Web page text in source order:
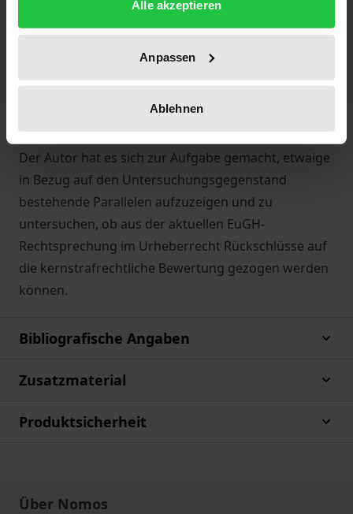
Alle akzeptieren
Anpassen
Ablehnen
Hyperlink zurückzuführen. Das unmittelbare
die Verbreitung rechtswidriger Inhalte. In der
Rechtswissenschaft wurde das Hyperlinking
bisweilen entweder aus einer isoliert urheber- oder
aus einer rein kernstrafrechtlichen Sicht beleuchtet.
Der Autor hat es sich zur Aufgabe gemacht, etwaige
in Bezug auf den Untersuchungsgegenstand
bestehende Parallelen aufzuzeigen und zu
untersuchen, ob aus der aktuellen EuGH-
Rechtsprechung im Urheberrecht Rückschlüsse auf
die kernstrafrechtliche Bewertung gezogen werden
können.
Bibliografische Angaben
Zusatzmaterial
Produktsicherheit
Über Nomos